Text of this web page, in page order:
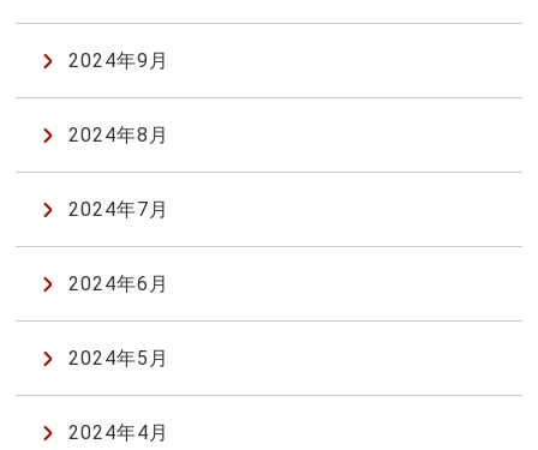
2024年9月
2024年8月
2024年7月
2024年6月
2024年5月
2024年4月